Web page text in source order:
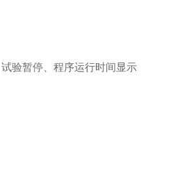
验暂停、程序运行时间显示